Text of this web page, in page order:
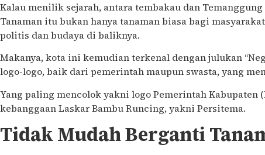
Kalau menilik sejarah, antara tembakau dan
Tanaman itu bukan hanya tanaman biasa bagi
politis dan budaya di baliknya.
Makanya, kota ini kemudian terkenal dengan julukan
logo-logo, baik dari pemerintah maupun swasta, yang
Yang paling mencolok yakni logo Pemerintah Kabupaten
kebanggaan Laskar Bambu Runcing, yakni Persitema.
Tidak Mudah Berganti